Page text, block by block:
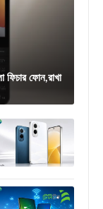
ফিচার ফোন,রাখা